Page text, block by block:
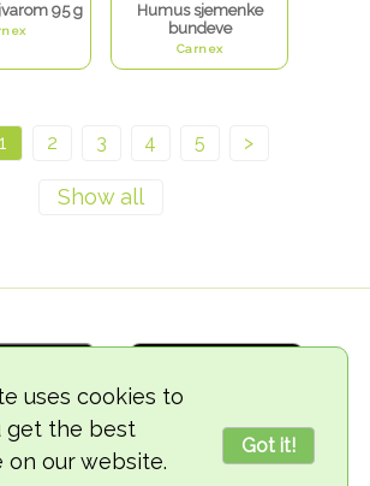
uses cookies to
get the best
on our website.
Got it!
95 g
Humus sjemenke
bundeve
Carnex
1 2 3 4 5 >